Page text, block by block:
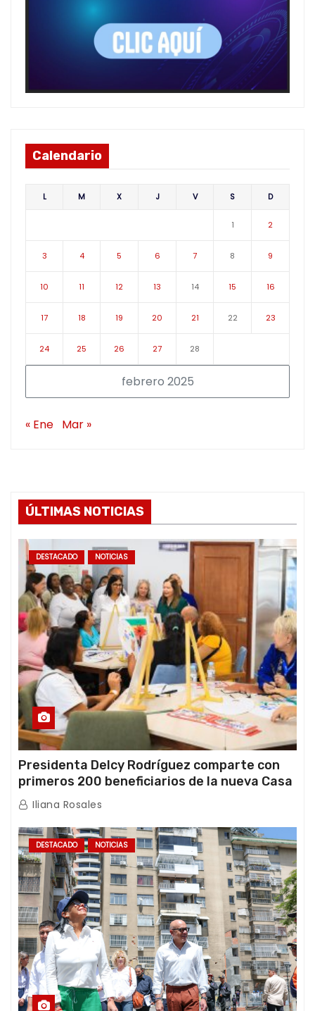
Calendario
febrero 2025
L M X J V S D
1 2
3 4 5 6 7 8 9
10 11 12 13 14 15 16
17 18 19 20 21 22 23
24 25 26 27 28
« Ene Mar »
ÚLTIMAS NOTICIAS
DESTACADO NOTICIAS
Presidenta Delcy Rodríguez comparte con
primeros 200 beneficiarios de la nueva Casa
de los Abuelos “La Primavera” en Caracas
Iliana Rosales
DESTACADO NOTICIAS